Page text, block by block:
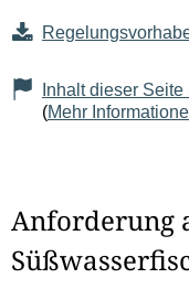
Inhalt dieser Seite
(Mehr
Anforderung